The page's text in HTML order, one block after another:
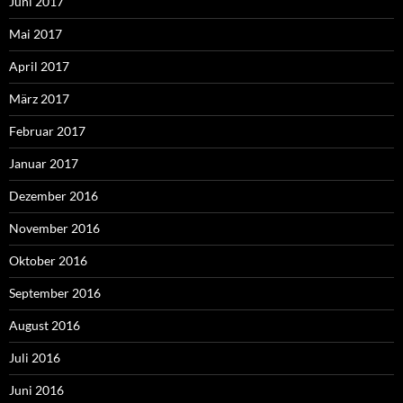
Mai 2017
April 2017
März 2017
Februar 2017
Januar 2017
Dezember 2016
November 2016
Oktober 2016
September 2016
August 2016
Juli 2016
Juni 2016